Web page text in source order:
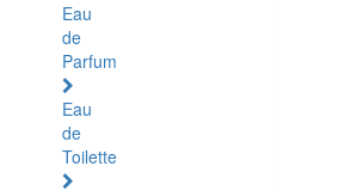
Eau
de
Parfum
Eau
de
Toilette